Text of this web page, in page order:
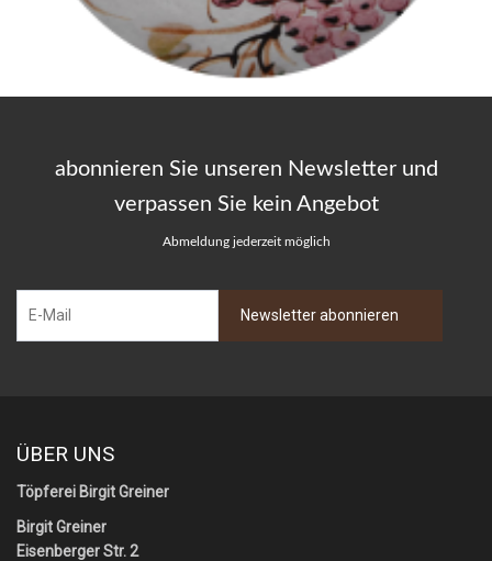
abonnieren Sie unseren Newsletter und
verpassen Sie kein Angebot
Abmeldung jederzeit möglich
ÜBER UNS
Töpferei Birgit Greiner
Birgit Greiner
Eisenberger Str. 2